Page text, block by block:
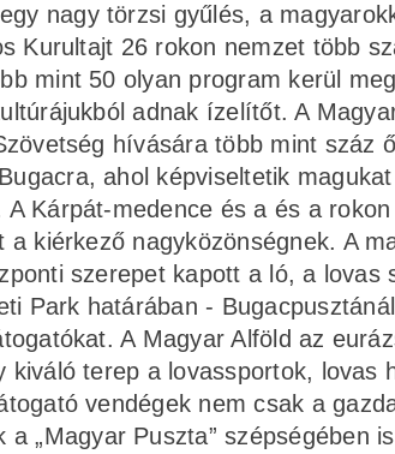
nagy törzsi gyűlés, a
Kurultajt 26 rokon nemzet több
mint 50 olyan program kerül
adnak ízelítőt. A
hívására több mint száz
ahol képviseltetik
Kárpát-medence és a és a
kiérkező nagyközönségnek. A
szerepet kapott a ló, a lovas
Park határában -
A Magyar Alföld az
terep a lovassportok, lovas
vendégek nem csak a
„Magyar Puszta” szépségében